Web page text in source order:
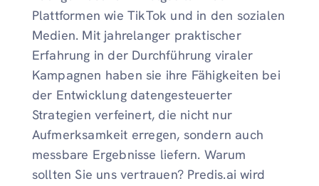
Plattformen wie TikTok und in den sozialen
Medien. Mit jahrelanger praktischer
Erfahrung in der Durchführung viraler
Kampagnen haben sie ihre Fähigkeiten bei
der Entwicklung datengesteuerter
Strategien verfeinert, die nicht nur
Aufmerksamkeit erregen, sondern auch
messbare Ergebnisse liefern. Warum
sollten Sie uns vertrauen? Predis.ai wird